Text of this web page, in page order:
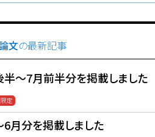
文の最新記事
〜7月前半分を掲載しました
月分を掲載しました